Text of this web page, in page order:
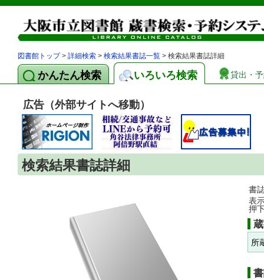
図書館トップ> 詳細検索 > 検索結果書誌一覧 > 検索結果書誌詳細
かんたん検索 いろいろ検索 貸出・
広告（外部サイトへ移動）
検索結果書誌詳細
書
表
押
所